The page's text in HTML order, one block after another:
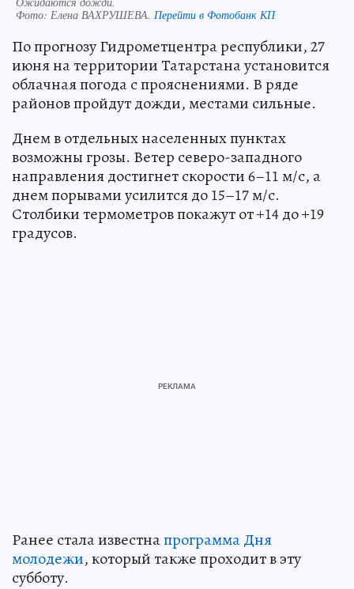
Фото: Елена ВАХРУШЕВА. Перейти в Фотобанк КП
По прогнозу Гидрометцентра республики, 27
июня на территории Татарстана установится
облачная погода с прояснениями. В ряде
районов пройдут дожди, местами сильные.
Днем в отдельных населенных пунктах
возможны грозы. Ветер северо-западного
направления достигнет скорости 6–11 м/с, а
днем порывами усилится до 15–17 м/с.
Столбики термометров покажут от +14 до +19
градусов.
Ранее стала известнапрограмма Дня
молодежи, который также проходит в эту
субботу.